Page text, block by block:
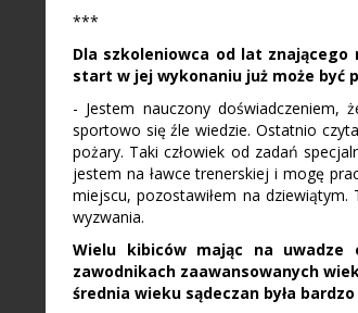
***
Dla szkoleniowca od lat
start w jej wykonaniu już może być
- Jestem nauczony
sportowo się źle wiedzie. Ostatnio
pożary. Taki człowiek od zadań
jestem na ławce trenerskiej i mogę
miejscu, pozostawiłem na
wyzwania.
Wielu kibiców mając na uwadze
zawodnikach zaawansowanych
średnia wieku sądeczan była